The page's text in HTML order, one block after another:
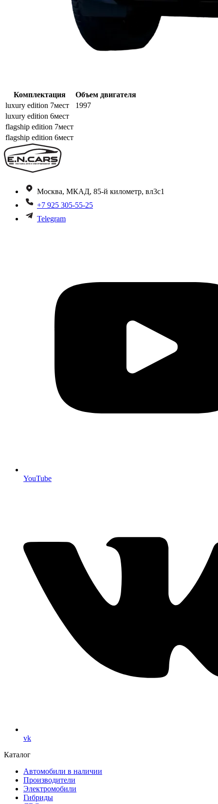
Комплектация
Объем двигателя
luxury edition 7мест
1997
luxury edition 6мест
flagship edition 7мест
flagship edition 6мест
Москва, МКАД, 85-й километр, вл3с1
+7 925 305-55-25
Telegram
YouTube
vk
Каталог
Автомобили в наличии
Производители
Электромобили
Гибриды